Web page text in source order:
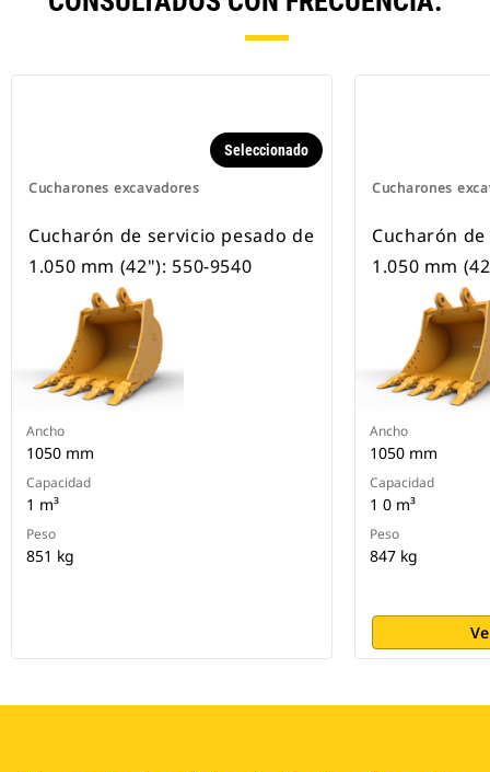
Cucharones excavadores
Seleccionado
Cucharón de servicio pesado de
1.050 mm (42"): 550-9540
Ancho
1050 mm
Capacidad
1 m³
Peso
851 kg
Cucharones
Cucharón
1.050 mm
Ancho
1050 mm
Capacidad
1 0 m³
Peso
847 kg